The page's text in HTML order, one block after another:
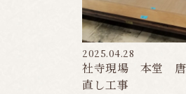
2025.04.28
社寺現場 本堂 唐
直し工事